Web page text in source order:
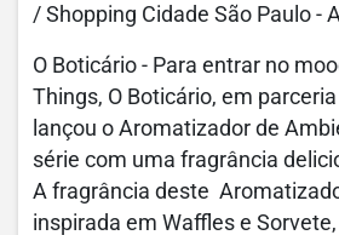
/ Shopping Cidade São Paulo -
O Boticário - Para entrar no
Things, O Boticário, em
lançou o Aromatizador de
série com uma fragrância
A fragrância deste
inspirada em Waffles e